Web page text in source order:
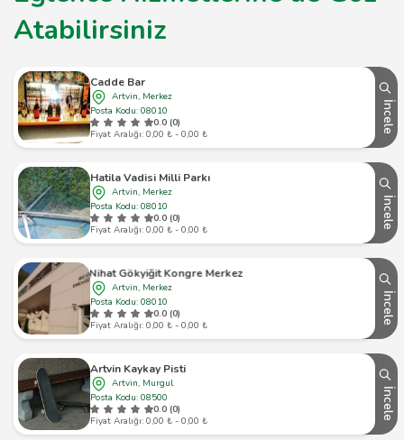
Atabilirsiniz
Cadde Bar
Artvin, Merkez
Posta Kodu: 08010
0.0 (0)
Fiyat Aralığı: 0,00 ₺ - 0,00 ₺
İncele
Hatila Vadisi Milli Parkı
Artvin, Merkez
Posta Kodu: 08010
0.0 (0)
Fiyat Aralığı: 0,00 ₺ - 0,00 ₺
İncele
Nihat Gökyiğit Kongre Merkezi
Artvin, Merkez
Posta Kodu: 08010
0.0 (0)
Fiyat Aralığı: 0,00 ₺ - 0,00 ₺
İncele
Artvin Kaykay Pisti
Artvin, Murgul
Posta Kodu: 08500
0.0 (0)
Fiyat Aralığı: 0,00 ₺ - 0,00 ₺
İncele